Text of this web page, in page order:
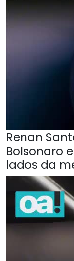
Renan
Bolsonaro
lados da